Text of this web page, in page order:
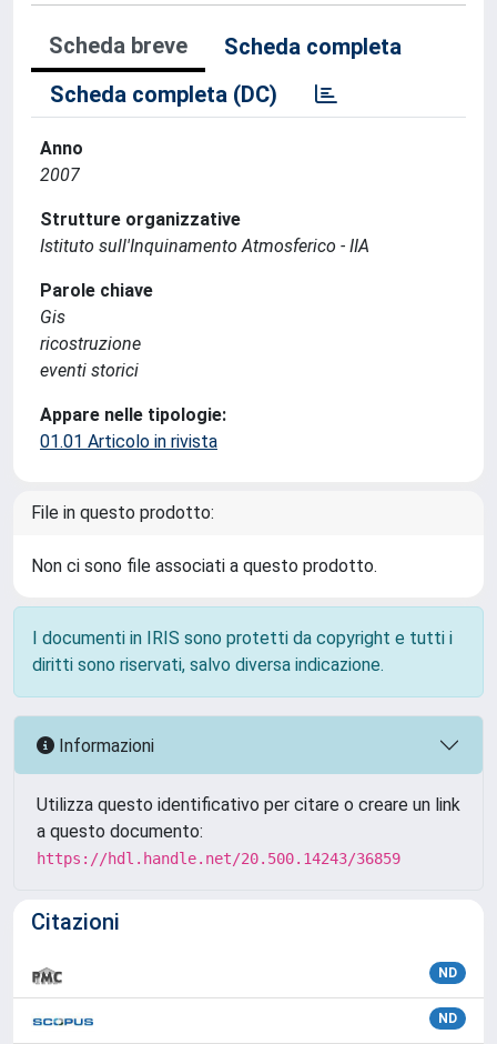
Scheda breve
Scheda completa
Scheda completa (DC)
Anno
2007
Strutture organizzative
Istituto sull'Inquinamento Atmosferico - IIA
Parole chiave
Gis
ricostruzione
eventi storici
Appare nelle tipologie:
01.01 Articolo in rivista
File in questo prodotto:
Non ci sono file associati a questo prodotto.
I documenti in IRIS sono protetti da copyright e tutti i
diritti sono riservati, salvo diversa indicazione.
Informazioni
Utilizza questo identificativo per citare o creare un link
a questo documento:
https://hdl.handle.net/20.500.14243/36859
Citazioni
ND
ND